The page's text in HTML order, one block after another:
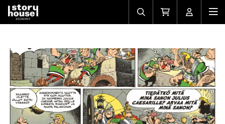
Avaa/sulje
haku
Siirry
ostoskoriin
Avaa/